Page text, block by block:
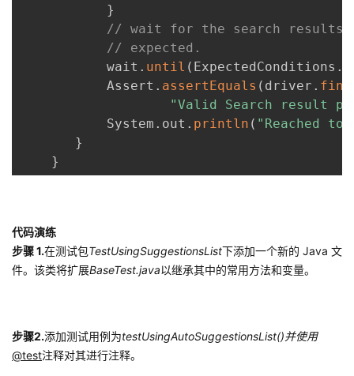
}
// wait for the search results
// expected.
           wait
. until ( ExpectedConditions .
           Assert
. assertEquals ( driver .
"Valid Search result
           System
. out . println ( "Reached
}
}
代码演练
步骤 1.在测试包TestUsingSuggestionsList下添加一个新的 Java 文
件。该类将扩展BaseTest.java以继承其中的常用方法和变量。
步骤2.添加测试用例为testUsingAutoSuggestionsList()并使用
@test注释对其进行注释。